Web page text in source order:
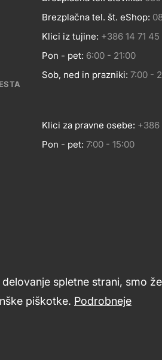
spletne strani, smo
piškotke. Podrobneje
Kontakt
Brezplačna tel. št. eShop:
Klici iz tujine: +386 14 71
Pon - pet: 6:00 - 21:00
Sob, ned in prazniki: 7:00 -
Klici za pravne osebe: +386
Pon - pet: 7:00 - 15:00
links
podatkov
Izvensodno